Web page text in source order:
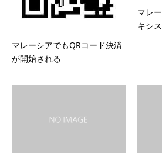
マレーシアでもQRコード決済
が開始される
マレ
キシ